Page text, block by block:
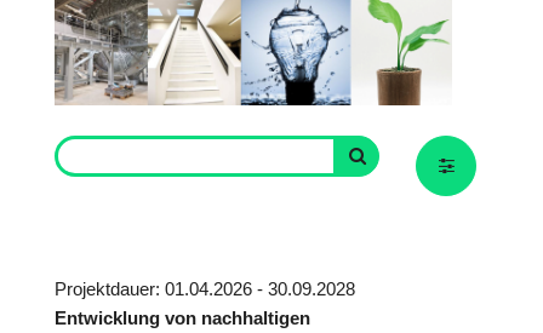
Projektdauer: 01.04.2026 - 30.09.2028
Entwicklung von nachhaltigen